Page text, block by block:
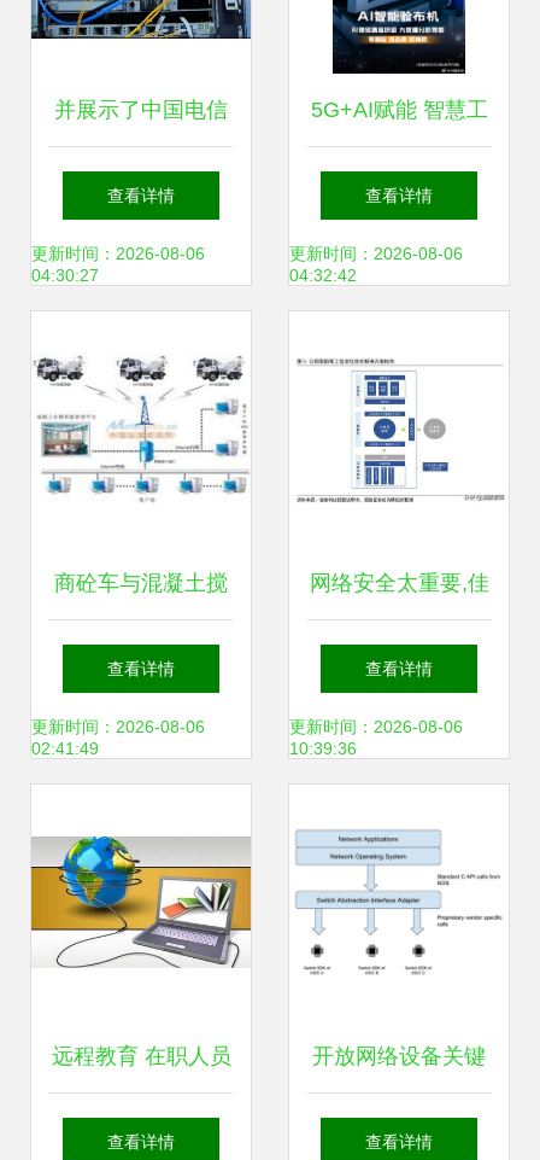
并展示了中国电信
研究院在全光数字
工厂解决方案及产
查看详情
更新时间：2026-08-06
04:30:27
5G+AI赋能 智慧工
厂如何重构服饰品
质新标杆
查看详情
更新时间：2026-08-06
04:32:42
商砼车与混凝土搅
拌车管理传感器解
决方案 重塑行业效
查看详情
更新时间：2026-08-06
02:41:49
网络安全太重要,佳
缘科技 蓬勃发展的
军工网络安全和信
查看详情
更新时间：2026-08-06
10:39:36
远程教育 在职人员
提升学历的最佳途
查看详情
开放网络设备关键
使能技术与网络技
查看详情